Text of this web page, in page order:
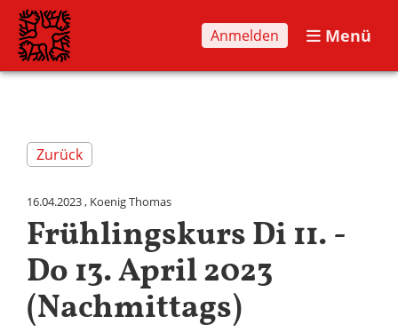
Anmelden Menü
Zurück
16.04.2023, Koenig Thomas
Frühlingskurs Di 11. -
Do 13. April 2023
(Nachmittags)